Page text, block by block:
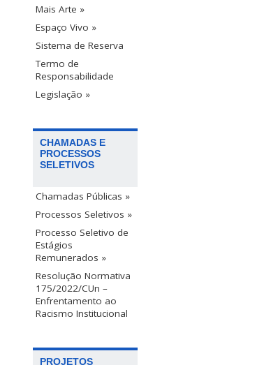
Mais Arte »
Espaço Vivo »
Sistema de Reserva
Termo de
Responsabilidade
Legislação »
CHAMADAS E
PROCESSOS
SELETIVOS
Chamadas Públicas »
Processos Seletivos »
Processo Seletivo de
Estágios
Remunerados »
Resolução Normativa
175/2022/CUn –
Enfrentamento ao
Racismo Institucional
PROJETOS